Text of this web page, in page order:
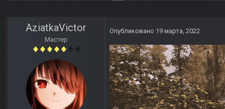
AziatkaVictor
Мастер
Опубликовано 19 марта, 2022